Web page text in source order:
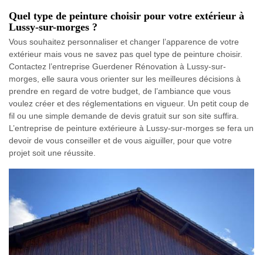
Quel type de peinture choisir pour votre extérieur à
Lussy-sur-morges ?
Vous souhaitez personnaliser et changer l’apparence de votre
extérieur mais vous ne savez pas quel type de peinture choisir.
Contactez l’entreprise Guerdener Rénovation à Lussy-sur-
morges, elle saura vous orienter sur les meilleures décisions à
prendre en regard de votre budget, de l’ambiance que vous
voulez créer et des réglementations en vigueur. Un petit coup de
fil ou une simple demande de devis gratuit sur son site suffira.
L’entreprise de peinture extérieure à Lussy-sur-morges se fera un
devoir de vous conseiller et de vous aiguiller, pour que votre
projet soit une réussite.